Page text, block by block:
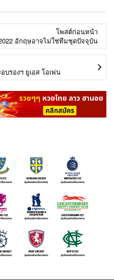
โพสต์ก่อนหน้า
อักฤษอาจไม่ใช่ทีมชุดปัจจุบัน
รองฯ ยูเอส โอเพ่น